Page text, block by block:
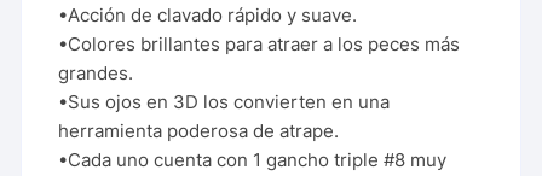
•Acción de clavado rápido y suave.
•Colores brillantes para atraer a los peces más
grandes.
•Sus ojos en 3D los convierten en una
herramienta poderosa de atrape.
•Cada uno cuenta con 1 gancho triple #8 muy